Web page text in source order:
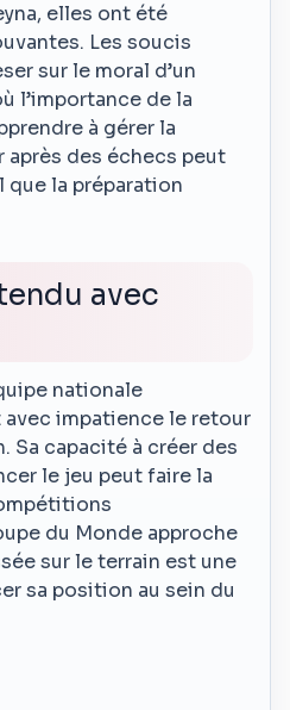
elles ont été
Les soucis
sur le moral d’un
l’importance de la
à gérer la
après des échecs peut
la préparation
avec
nationale
impatience le retour
Sa capacité à créer des
le jeu peut faire la
du Monde approche
sur le terrain est une
sa position au sein du